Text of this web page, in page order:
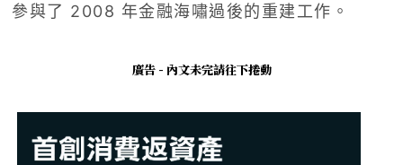
參與了 2008 年金融海嘯過後的重建工作。
廣告 - 內文未完請往下捲動